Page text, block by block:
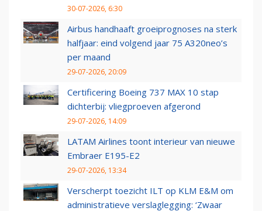
30-07-2026, 6:30
Airbus handhaaft groeiprognoses na sterk
halfjaar: eind volgend jaar 75 A320neo’s
per maand
29-07-2026, 20:09
Certificering Boeing 737 MAX 10 stap
dichterbij: vliegproeven afgerond
29-07-2026, 14:09
LATAM Airlines toont interieur van nieuwe
Embraer E195-E2
29-07-2026, 13:34
Verscherpt toezicht ILT op KLM E&M om
administratieve verslaglegging: ‘Zwaar